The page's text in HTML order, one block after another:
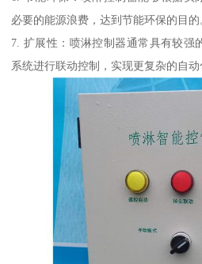
必要的能源浪费，达到节能环保的目的
7. 扩展性：喷淋控制器通常具有较强
系统进行联动控制，实现更复杂的自动